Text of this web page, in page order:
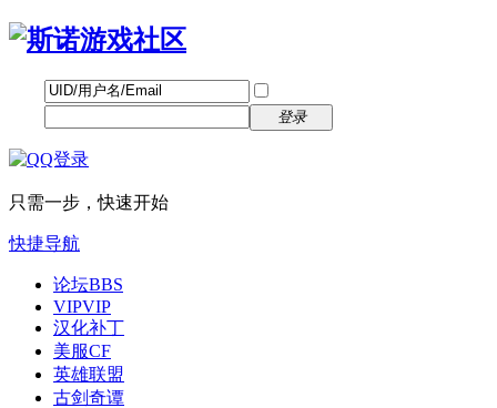
登录
只需一步，快速开始
快捷导航
论坛BBS
VIPVIP
汉化补丁
美服CF
英雄联盟
古剑奇谭